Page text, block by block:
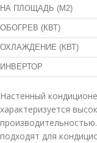
НА ПЛОЩАДЬ (М2)
ОБОГРЕВ (КВТ)
ОХЛАЖДЕНИЕ (КВТ)
ИНВЕРТОР
Настенный
характеризуется
подходят для